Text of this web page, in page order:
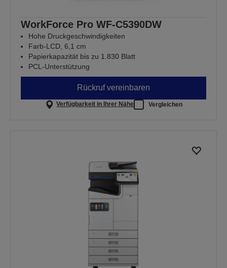
WorkForce Pro WF-C5390DW
Hohe Druckgeschwindigkeiten
Farb-LCD, 6,1 cm
Papierkapazität bis zu 1.830 Blatt
PCL-Unterstützung
Rückruf vereinbaren
Verfügbarkeit in Ihrer Nähe Vergleichen